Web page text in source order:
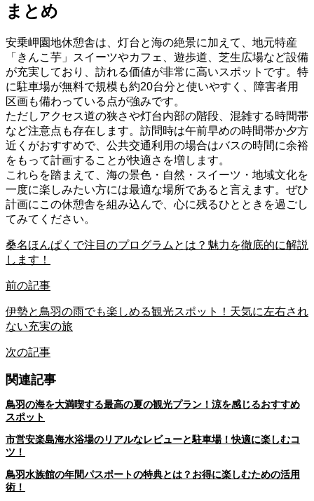
まとめ
安乗岬園地休憩舎は、灯台と海の絶景に加えて、地元特産
「きんこ芋」スイーツやカフェ、遊歩道、芝生広場など設備
が充実しており、訪れる価値が非常に高いスポットです。特
に駐車場が無料で規模も約20台分と使いやすく、障害者用
区画も備わっている点が強みです。
ただしアクセス道の狭さや灯台内部の階段、混雑する時間帯
など注意点も存在します。訪問時は午前早めの時間帯か夕方
近くがおすすめで、公共交通利用の場合はバスの時間に余裕
をもって計画することが快適さを増します。
これらを踏まえて、海の景色・自然・スイーツ・地域文化を
一度に楽しみたい方には最適な場所であると言えます。ぜひ
計画にこの休憩舎を組み込んで、心に残るひとときを過ごし
てみてください。
桑名ほんぱくで注目のプログラムとは？魅力を徹底的に解説
します！
前の記事
伊勢と鳥羽の雨でも楽しめる観光スポット！天気に左右され
ない充実の旅
次の記事
関連記事
鳥羽の海を大満喫する最高の夏の観光プラン！涼を感じるおすすめ
スポット
市営安楽島海水浴場のリアルなレビューと駐車場！快適に楽しむコ
ツ！
鳥羽水族館の年間パスポートの特典とは？お得に楽しむための活用
術！